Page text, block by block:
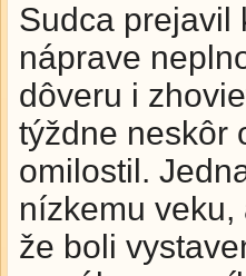
Sudca prejavil
náprave
dôveru i
týždne neskôr
omilostil.
nízkemu veku,
že boli